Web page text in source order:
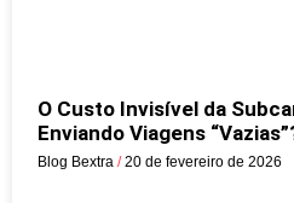
O Custo Invisível da
Enviando Viagens
Blog Bextra 20 de fevereiro de 2026